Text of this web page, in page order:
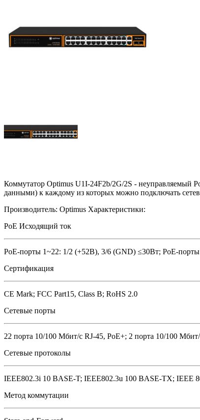
Коммутатор Optimus U1I-24F2b/2G/2S - неуправляемый
данными) к каждому из которых можно подключать
Производитель: Optimus Характеристики:
PoE Исходящий ток
PoE-порты 1~22: 1/2 (+52В), 3/6 (GND) ≤30Вт; PoE-
Сертификация
CE Mark; FCC Part15, Class B; RoHS 2.0
Сетевые порты
22 порта 10/100 Мбит/с RJ-45, PoE+; 2 порта 10/100
Сетевые протоколы
IEEE802.3i 10 BASE-T; IEEE802.3u 100 BASE-TX; IEEE
Метод коммутации